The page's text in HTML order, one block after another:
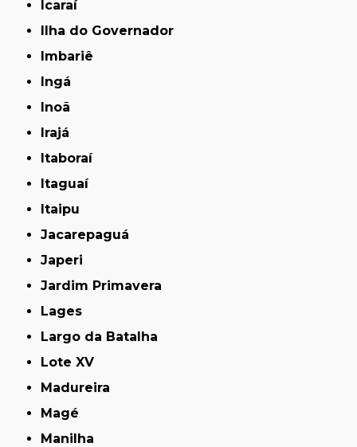
Icaraí
Ilha do Governador
Imbariê
Ingá
Inoã
Irajá
Itaboraí
Itaguaí
Itaipu
Jacarepaguá
Japeri
Jardim Primavera
Lages
Largo da Batalha
Lote XV
Madureira
Magé
Manilha